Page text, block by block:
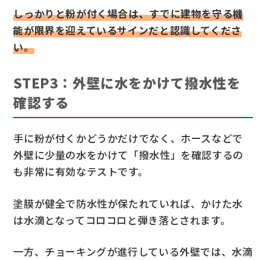
しっかりと粉が付く場合は、すでに建物を守る機
能が限界を迎えているサインだと認識してくださ
い。
STEP3：外壁に水をかけて撥水性を
確認する
手に粉が付くかどうかだけでなく、ホースなどで
外壁に少量の水をかけて「撥水性」を確認するの
も非常に有効なテストです。
塗膜が健全で防水性が保たれていれば、かけた水
は水滴となってコロコロと弾き落とされます。
一方、チョーキングが進行している外壁では、水滴